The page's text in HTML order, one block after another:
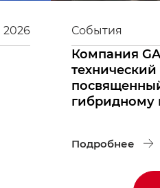
2026 События
Компания
гибридному
Подробнее